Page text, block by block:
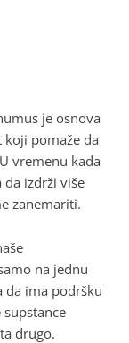
je osnova
pomaže da
vremenu kada
da izdrži više
zanemariti.
na jednu
da ima podršku
drugo.